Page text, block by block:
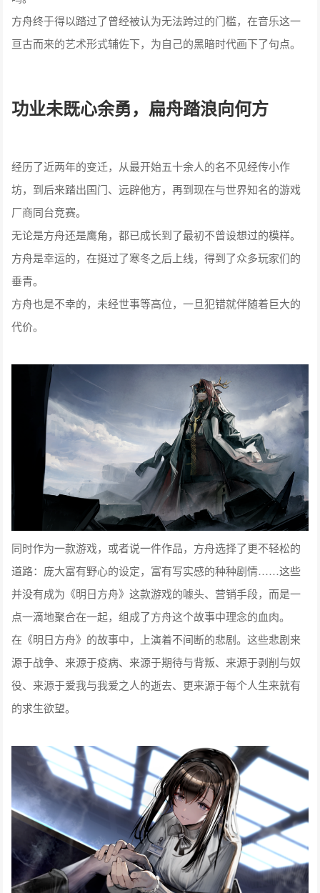
方舟终于得以踏过了曾经被认为无法跨过的门槛，在音乐这一
亘古而来的艺术形式辅佐下，为自己的黑暗时代画下了句点。
功业未既心余勇，扁舟踏浪向何方
经历了近两年的变迁，从最开始五十余人的名不见经传小作
坊，到后来踏出国门、远辟他方，再到现在与世界知名的游戏
厂商同台竞赛。
无论是方舟还是鹰角，都已成长到了最初不曾设想过的模样。
方舟是幸运的，在挺过了寒冬之后上线，得到了众多玩家们的
垂青。
方舟也是不幸的，未经世事等高位，一旦犯错就伴随着巨大的
代价。
同时作为一款游戏，或者说一件作品，方舟选择了更不轻松的
道路：庞大富有野心的设定，富有写实感的种种剧情……这些
并没有成为《明日方舟》这款游戏的噱头、营销手段，而是一
点一滴地聚合在一起，组成了方舟这个故事中理念的血肉。
在《明日方舟》的故事中，上演着不间断的悲剧。这些悲剧来
源于战争、来源于疫病、来源于期待与背叛、来源于剥削与奴
役、来源于爱我与我爱之人的逝去、更来源于每个人生来就有
的求生欲望。